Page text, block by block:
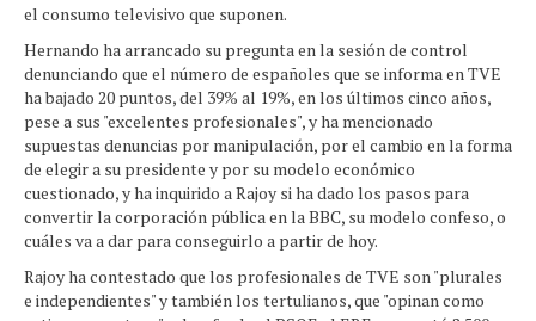
el consumo televisivo que suponen.
Hernando ha arrancado su pregunta en la sesión de control
denunciando que el número de españoles que se informa en TVE
ha bajado 20 puntos, del 39% al 19%, en los últimos cinco años,
pese a sus "excelentes profesionales", y ha mencionado
supuestas denuncias por manipulación, por el cambio en la forma
de elegir a su presidente y por su modelo económico
cuestionado, y ha inquirido a Rajoy si ha dado los pasos para
convertir la corporación pública en la BBC, su modelo confeso, o
cuáles va a dar para conseguirlo a partir de hoy.
Rajoy ha contestado que los profesionales de TVE son "plurales
e independientes" y también los tertulianos, que "opinan como